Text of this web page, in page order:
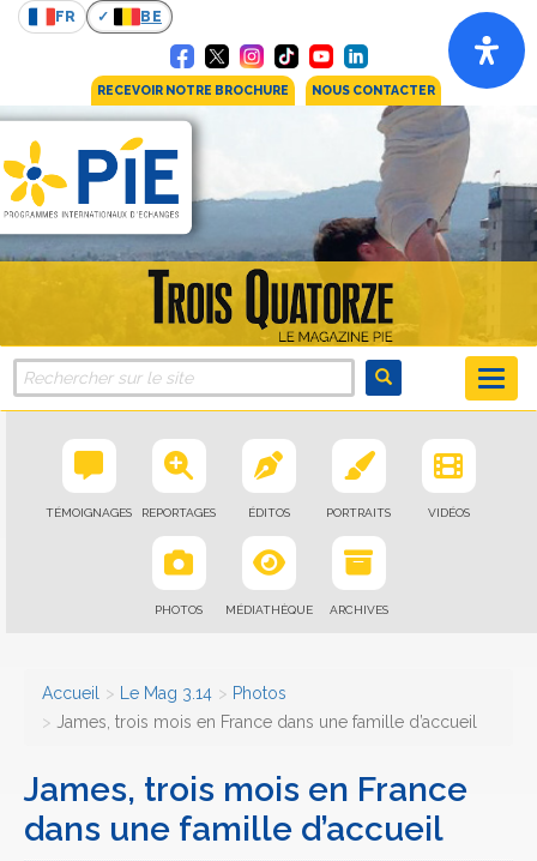
FR BE
RECEVOIR NOTRE BROCHURE NOUS CONTACTER
TÉMOIGNAGES REPORTAGES ÉDITOS PORTRAITS VIDÉOS
PHOTOS MÉDIATHÈQUE ARCHIVES
Accueil Le Mag 3.14
Photos
James, trois mois en France dans une famille d’accueil
James, trois mois en France
dans une famille d’accueil